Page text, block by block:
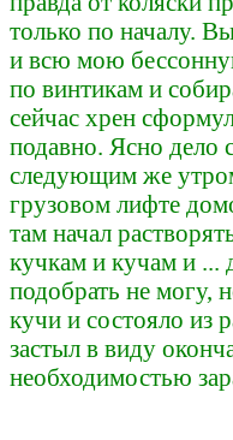
только по началу.
и всю мою
по винтикам и
сейчас хрен
подавно. Ясно дело
следующим же
грузовом лифте
там начал
кучкам и кучам и ...
подобрать не могу,
кучи и состояло из
застыл в виду
необходимостью